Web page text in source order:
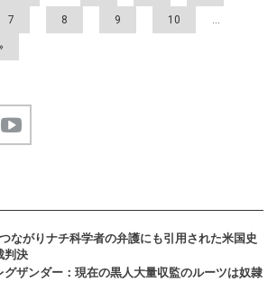
7 8 9 10 …
ながりナチ科学者の弁護にも引用された米国史
判決
グザンダー：現在の黒人大量収監のルーツは奴隷